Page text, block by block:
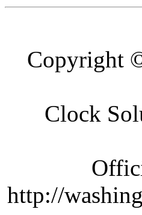
Copyright
Clock
http://